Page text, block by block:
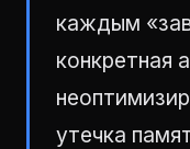
каждым
конкретная
утечка